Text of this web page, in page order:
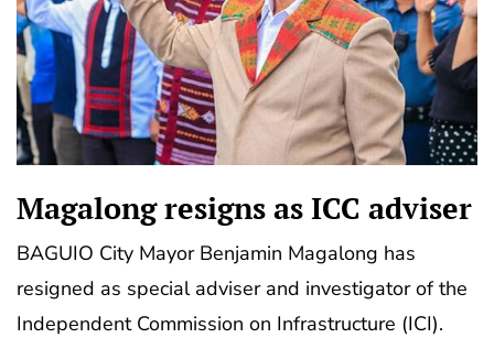
Magalong resigns as ICC adviser
BAGUIO City Mayor Benjamin Magalong has
resigned as special adviser and investigator of the
Independent Commission on Infrastructure (ICI).